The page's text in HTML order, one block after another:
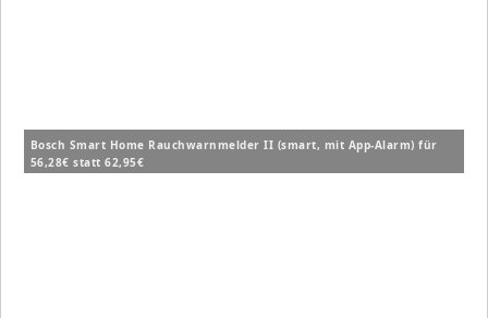
Bosch Smart Home Rauchwarnmelder II (smart, mit App-Alarm) für
56,28€ statt 62,95€